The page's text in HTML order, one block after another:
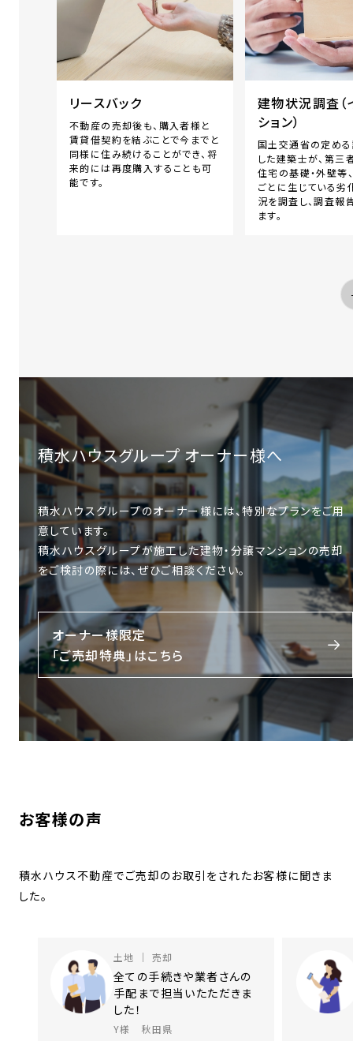
リースバック
不動産の売却後も、購入者様と
賃貸借契約を結ぶことで今までと
同様に住み続けることができ、将
来的には再度購入することも可
能です。
建物状況調査（
ション）
国土交通省の定め
した建築士が、第三
住宅の基礎・外壁等
ごとに生じている劣
況を調査し、調査報
ます。
積水ハウスグループ オーナー様へ
積水ハウスグループのオーナー様には、特別なプランをご用
意しています。
積水ハウスグループが施工した建物・分譲マンションの売却
をご検討の際には、ぜひご相談ください。
オーナー様限定
「ご売却特典」はこちら
お客様の声
積水ハウス不動産でご売却のお取引をされたお客様に聞きま
した。
土地 ｜ 売却
全ての手続きや業者さんの
手配まで担当いたただきま
した！
Y様 秋田県